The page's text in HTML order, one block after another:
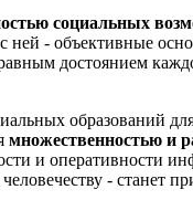
социальных
ней - объективные
достоянием
образований
множественностью и
и оперативности
- станет